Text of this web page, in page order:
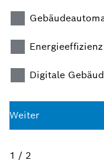
Energieeffizienz
Digitale
Weiter
1 / 2